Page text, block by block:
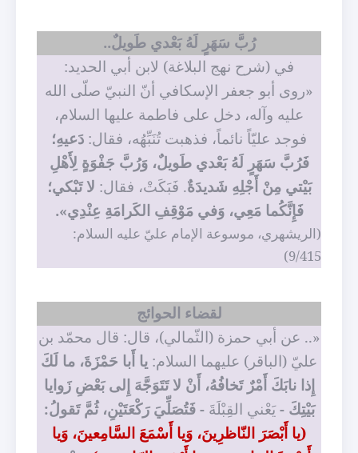
رُبَّ سَهَرٍ لَهُ بَعْدي طَويلٌ..
في (شرح نهج البلاغة) لابن أبي الحديد:
«روى أبو جعفر الإسكافي أنّ النبيّ صلّى الله
عليه وآله، دخل على فاطمة عليها السلام،
فوجد عليّاً نائماً، فذهبت تُنَبِّهُه، فقال: دَعيهِ؛
فَرُبَّ سَهَرٍ لَهُ بَعْدي طَويلٌ، وَرُبَّ جَفْوَةٍ لِأَهْلِ
بَيْتي مِنْ أَجْلِهِ شَديدَةٌ. فَبَكَتْ، فقال: لا تَبْكي؛
فَإِنَّكُما مَعِي، وَفي مَوْقِفِ الكَرامَةِ عِنْدِي».
(الريشهري، موسوعة الإمام عليّ عليه السلام:
9/415)
لقضاء الحوائج
«.. عن أبي حمزة (الثّمالي)، قال: قال محمّد بن
عليّ (الباقر) عليهما السلام: يا أَبا حَمْزَةَ، ما لَكَ
إِذا نابَكَ أَمْرٌ تَخافُهُ، أَنْ لا تَتَوَجَّهَ إِلى بَعْضِ زَوايا
بَيْتِكَ -يَعْني القِبْلَةَ - فَتُصَلِّيَ رَكْعَتَيْنِ، ثُمَّ تَقولُ:
(يا أَبْصَرَ النّاظرِينَ، وَيا أَسْمَعَ السَّامِعينَ، وَيا